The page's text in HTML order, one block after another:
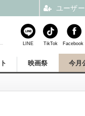
映画祭 今月
LINE TikTok Facebook
ユーザ